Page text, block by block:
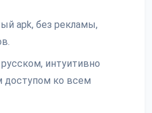
apk, без рекламы,
интуитивно
доступом ко всем